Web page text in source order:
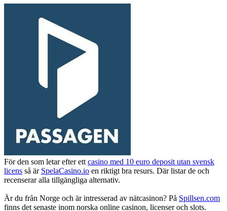
För den som letar efter ett casino med 10 euro deposit utan svensk
licens så är SpelaCasino.io en riktigt bra resurs. Där listar de och
recenserar alla tillgängliga alternativ.
Är du från Norge och är intresserad av nätcasinon? På Spillsen.com
finns det senaste inom norska online casinon, licenser och slots.